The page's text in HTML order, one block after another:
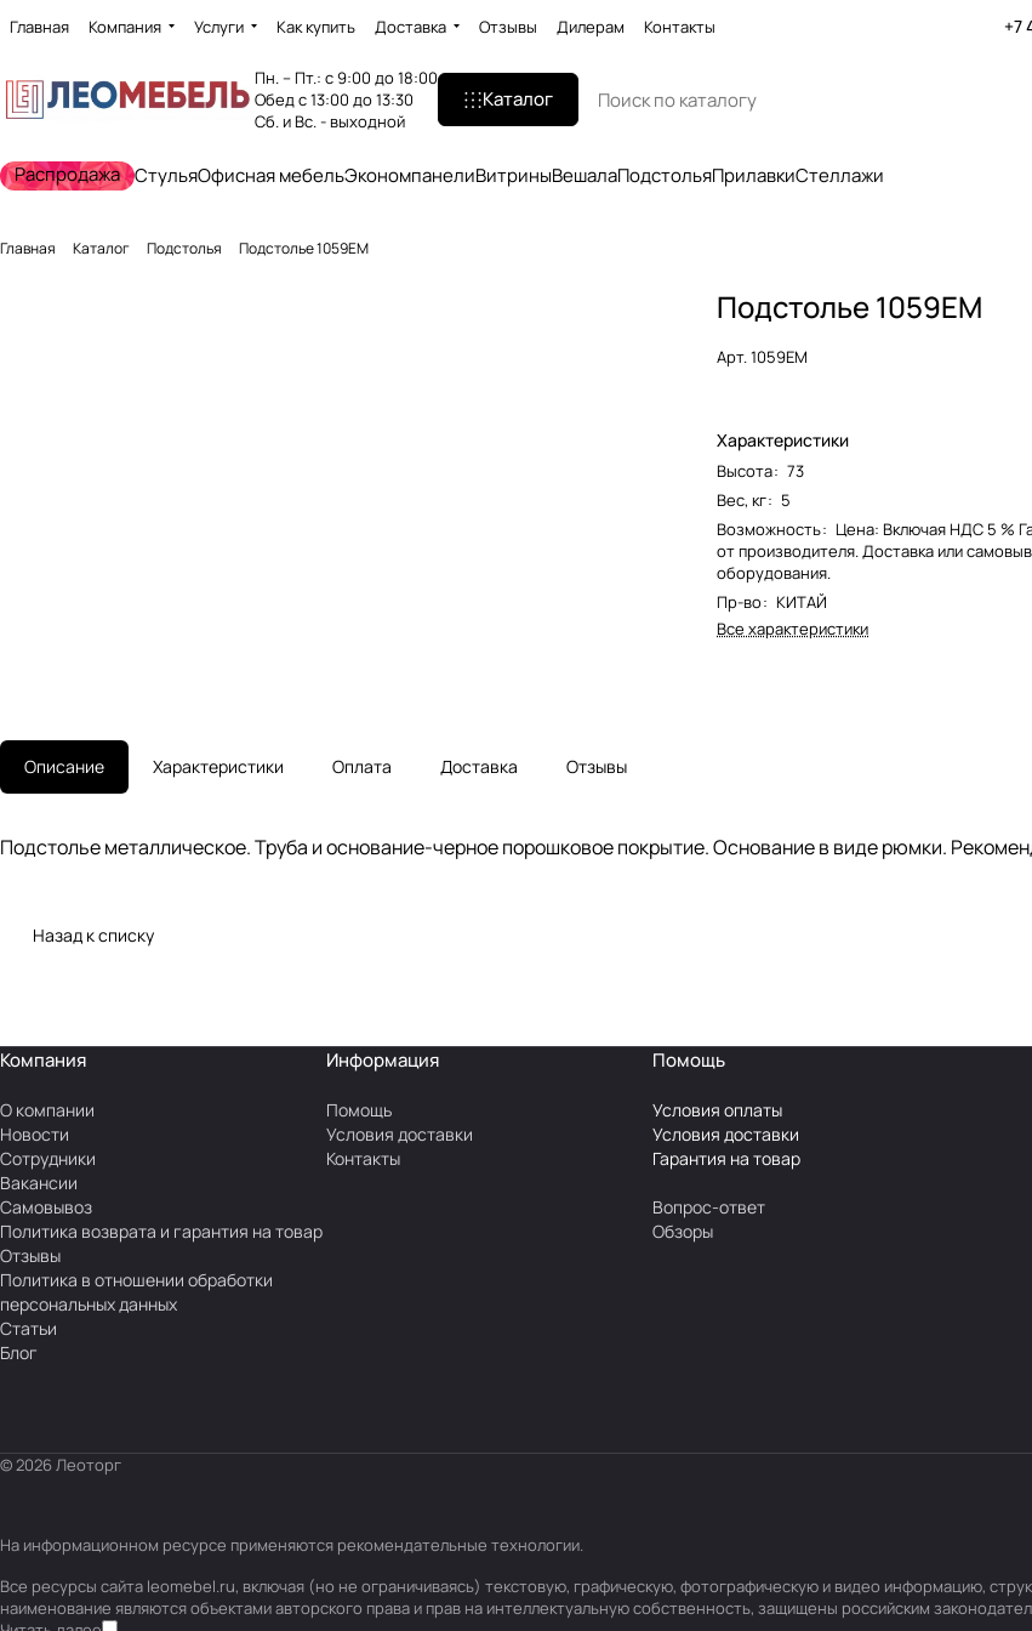
Главная Компания Услуги Как купить Доставка Отзывы Дилерам Контакты +7
Пн. – Пт.: с 9:00 до 18:00
Обед с 13:00 до 13:30
Сб. и Вс. - выходной
Каталог
Распродажа СтульяОфисная мебельЭкономпанелиВитриныВешалаПодстольяПрилавкиСтеллажи
Главная Каталог Подстолья Подстолье 1059EM
Подстолье 1059EM
Арт.1059EM
Характеристики
Высота: 73
Вес, кг: 5
Возможность: Цена: Включая НДС 5 %
от производителя. Доставка или
оборудования.
Пр-во: КИТАЙ
Все характеристики
Описание Характеристики Оплата Доставка Отзывы
Подстолье металлическое. Труба и основание-черное порошковое покрытие. Основание в виде рюмки.
Назад к списку
Компания
О компании
Новости
Сотрудники
Вакансии
Самовывоз
Политика возврата и гарантия на товар
Отзывы
Политика в отношении обработки
персональных данных
Статьи
Блог
Информация
Помощь
Условия доставки
Контакты
Помощь
Условия оплаты
Условия доставки
Гарантия на товар
Вопрос-ответ
Обзоры
© 2026 Леоторг
На информационном ресурсе применяются рекомендательные технологии.
Все ресурсы сайта leomebel.ru, включая (но не ограничиваясь) текстовую, графическую, фотографическую и видео информацию,
наименование являются объектами авторского права и прав на интеллектуальную собственность, защищены российским